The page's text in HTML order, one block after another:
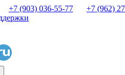
+7 (903) 036-55-77
+7 (962)